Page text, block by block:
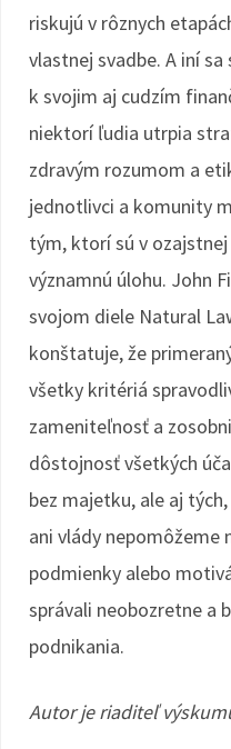
riskujú v rôznych
vlastnej svadbe. A iní
k svojim aj cudzím
niektorí ľudia utrpia
zdravým rozumom a
jednotlivci a komunity
tým, ktorí sú v
významnú úlohu. John
svojom diele Natural
konštatuje, že
všetky kritériá
zameniteľnosť a
dôstojnosť všetkých
bez majetku, ale aj
ani vlády
podmienky alebo
správali neobozretne a
podnikania.
Autor je riaditeľ